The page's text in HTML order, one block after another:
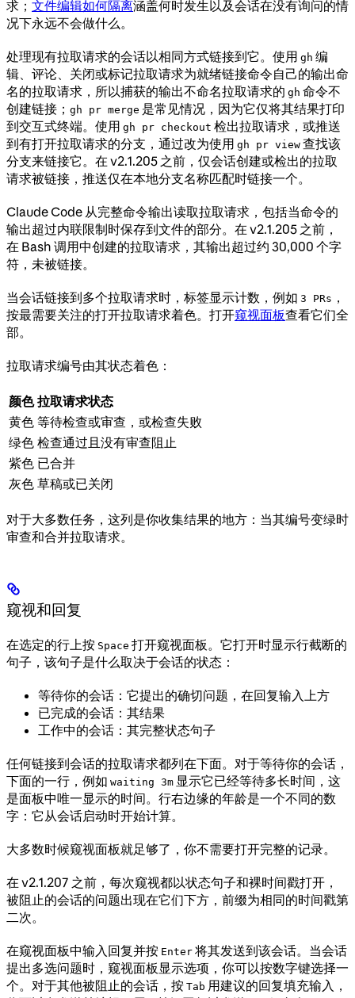
求； 文件编辑如何隔离涵盖何时发生以及会话在没有询问的情
况下永远不会做什么。
处理现有拉取请求的会话以相同方式链接到它。使用 gh 编
辑、评论、关闭或标记拉取请求为就绪链接命令自己的输出命
名的拉取请求，所以捕获的输出不命名拉取请求的 gh 命令不
创建链接； gh pr merge 是常见情况，因为它仅将其结果打印
到交互式终端。使用 gh pr checkout 检出拉取请求，或推送
到有打开拉取请求的分支，通过改为使用 gh pr view 查找该
分支来链接它。在 v2.1.205 之前，仅会话创建或检出的拉取
请求被链接，推送仅在本地分支名称匹配时链接一个。
Claude Code 从完整命令输出读取拉取请求，包括当命令的
输出超过内联限制时保存到文件的部分。在 v2.1.205 之前，
在 Bash 调用中创建的拉取请求，其输出超过约 30,000 个字
符，未被链接。
当会话链接到多个拉取请求时，标签显示计数，例如 3 PRs ，
按最需要关注的打开拉取请求着色。打开窥视面板查看它们全
部。
拉取请求编号由其状态着色：
颜色 拉取请求状态
黄色 等待检查或审查，或检查失败
绿色 检查通过且没有审查阻止
紫色 已合并
灰色 草稿或已关闭
对于大多数任务，这列是你收集结果的地方：当其编号变绿时
审查和合并拉取请求。
窥视和回复
在选定的行上按 Space 打开窥视面板。它打开时显示行截断的
句子，该句子是什么取决于会话的状态：
等待你的会话：它提出的确切问题，在回复输入上方
已完成的会话：其结果
工作中的会话：其完整状态句子
任何链接到会话的拉取请求都列在下面。对于等待你的会话，
下面的一行，例如 waiting 3m 显示它已经等待多长时间，这
是面板中唯一显示的时间。行右边缘的年龄是一个不同的数
字：它从会话启动时开始计算。
大多数时候窥视面板就足够了，你不需要打开完整的记录。
在 v2.1.207 之前，每次窥视都以状态句子和裸时间戳打开，
被阻止的会话的问题出现在它们下方，前缀为相同的时间戳第
二次。
在窥视面板中输入回复并按 Enter 将其发送到该会话。当会话
提出多选问题时，窥视面板显示选项，你可以按数字键选择一
个。对于其他被阻止的会话，按 Tab 用建议的回复填充输入，